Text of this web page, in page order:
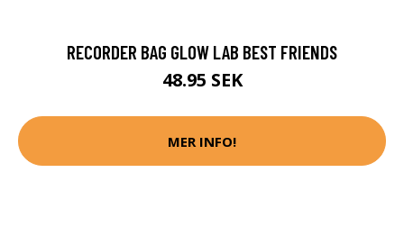
RECORDER BAG GLOW LAB BEST FRIENDS
48.95 SEK
MER INFO!